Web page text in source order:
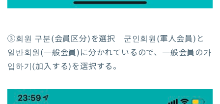
③회원 구분(会員区分)を選択 군인회원(軍人会員)と
일반회원(一般会員)に分かれているので、一般会員の가
입하기(加入する)を選択する。